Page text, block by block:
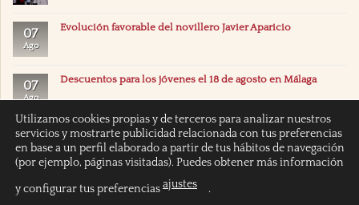
07
Ago
Evolución favorable del novillero Javier Aparicio
07
Ago
Descuentos para los jóvenes el 18 de agosto en Málaga
Utilizamos cookies propias y de terceros para analizar nuestros
servicios y mostrarte publicidad relacionada con tus preferencias
en base a un perfil elaborado a partir de tus hábitos de navegación
(por ejemplo, páginas visitadas). Puedes obtener más información
y configurar tus preferenciasajustes .